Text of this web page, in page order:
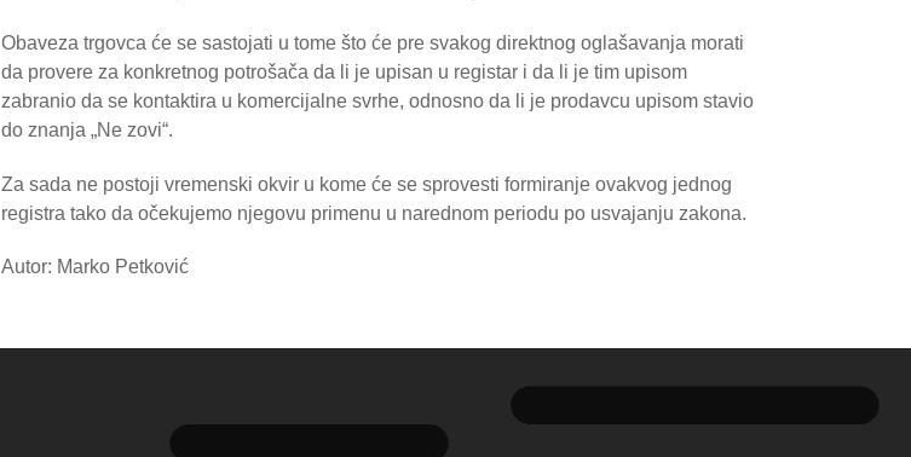
Obaveza trgovca će se sastojati u tome što će pre svakog direktnog oglašavanja morati
da provere za konkretnog potrošača da li je upisan u registar i da li je tim upisom
zabranio da se kontaktira u komercijalne svrhe, odnosno da li je prodavcu upisom stavio
do znanja „Ne zovi“.
Za sada ne postoji vremenski okvir u kome će se sprovesti formiranje ovakvog jednog
registra tako da očekujemo njegovu primenu u narednom periodu po usvajanju zakona.
Autor: Marko Petković